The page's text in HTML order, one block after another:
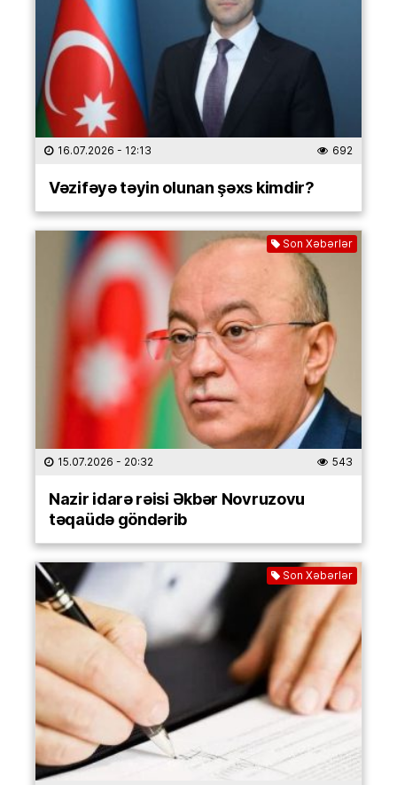
16.07.2026 - 12:13 692
Vəzifəyə təyin olunan şəxs kimdir?
Son Xəbərlər
15.07.2026 - 20:32 543
Nazir idarə rəisi Əkbər Novruzovu
təqaüdə göndərib
Son Xəbərlər